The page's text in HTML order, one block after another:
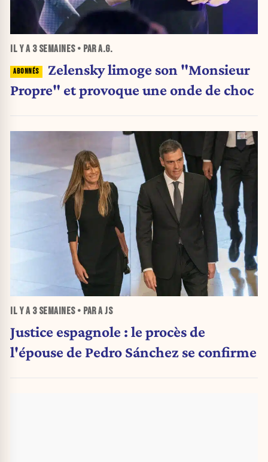
IL Y A 3 SEMAINES• PAR A.G.
Zelensky limoge son "Monsieur
Propre" et provoque une onde de choc
IL Y A 3 SEMAINES• PAR A JS
Justice espagnole : le procès de
l'épouse de Pedro Sánchez se confirme